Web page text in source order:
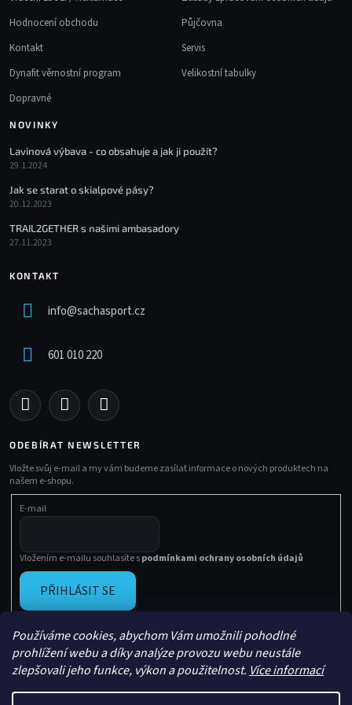
Používáme cookies, abychom Vám umožnili pohodlné
prohlížení webu a díky analýze provozu webu neustále
zlepšovali jeho funkce, výkon a použitelnost. Více informací
Hodnocení obchodu
Kontakt
Dynafit věrnostní program
Dopravné
Půjčovna
Servis
Velikostní tabulky
NOVINKY
Lavinová výbava - co obsahuje a jak ji použít?
29.1.2024
Jak se starat o skialpové pásy?
20.12.2023
TRAIL2GETHER s našimi ambasadory
27.11.2023
KONTAKT
info@sachasport.cz
601 010 220
ODEBÍRAT NEWSLETTER
Vložte svůj e-mail a my vám budeme zasílat informace o nových produktech na
našem e-shopu.
E-mail
Vložením e-mailu souhlasíte spodmínkami ochrany osobních údajů
PŘIHLÁSIT SE